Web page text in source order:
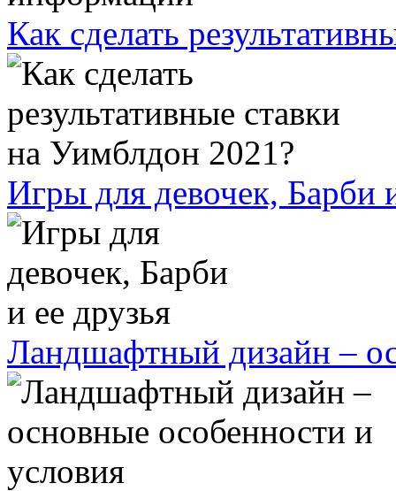
Как сделать
Игры для девочек, Барби
Ландшафтный дизайн –